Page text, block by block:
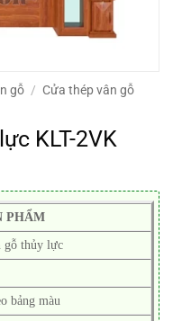
gỗ / Cửa thép vân gỗ
KLT-2VK
PHẨM
gỗ thủy lực
bảng màu